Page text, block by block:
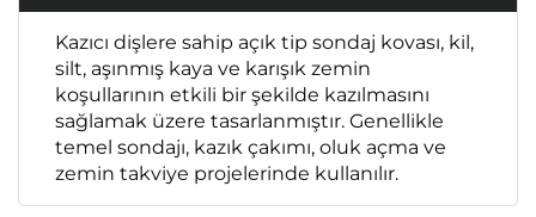
Kazıcı dişlere sahip açık tip sondaj kovası, kil,
silt, aşınmış kaya ve karışık zemin
koşullarının etkili bir şekilde kazılmasını
sağlamak üzere tasarlanmıştır. Genellikle
temel sondajı, kazık çakımı, oluk açma ve
zemin takviye projelerinde kullanılır.